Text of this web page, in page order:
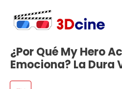
¿Por Qué My Hero
Emociona? La Dura